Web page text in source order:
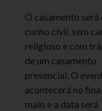
O casamento será
cunho civil, sem
religioso e com
de um casamento
presencial. O
acontecerá no
maio e a data será